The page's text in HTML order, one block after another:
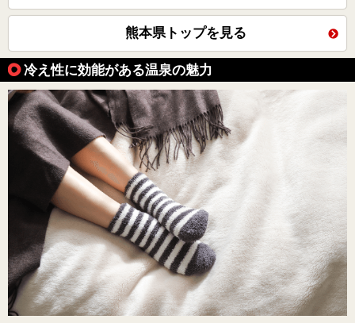
熊本県トップを見る
冷え性に効能がある温泉の魅力